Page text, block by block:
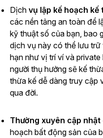
Dịch vụ lập kế hoạch kế
các nền tảng an toàn để
kỹ thuật số của bạn, bao
dịch vụ này có thể lưu
hạn như vị trí ví và
người thụ hưởng sẽ kế
thừa kế dễ dàng truy cập
qua đời.
Thường xuyên cập
hoạch bất động sản của